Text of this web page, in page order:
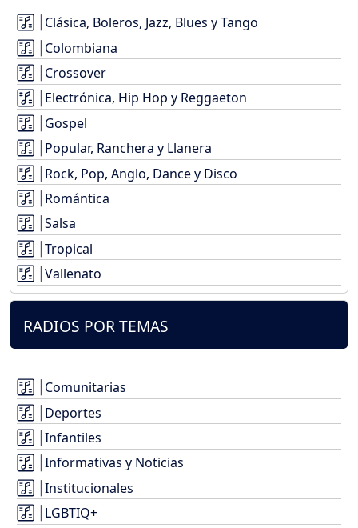
Clásica, Boleros, Jazz, Blues y Tango
Colombiana
Crossover
Electrónica, Hip Hop y Reggaeton
Gospel
Popular, Ranchera y Llanera
Rock, Pop, Anglo, Dance y Disco
Romántica
Salsa
Tropical
Vallenato
RADIOS POR TEMAS
Comunitarias
Deportes
Infantiles
Informativas y Noticias
Institucionales
LGBTIQ+